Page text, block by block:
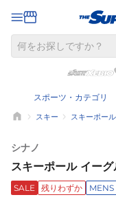
スポーツ・カテゴリ
スキー スキーポー
シナノ
スキーポール イー
SALE 残りわずか MENS